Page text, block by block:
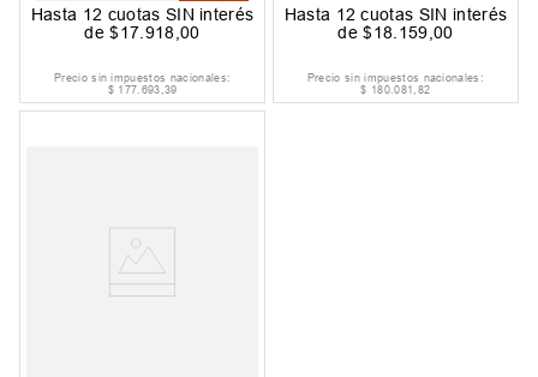
Hasta 12 cuotas SIN interés
de$17 918 ,00
Precio sin impuestos nacionales:
$ 177.693,39
Hasta 12 cuotas SIN interés
de$18 159 00
Precio sin impuestos nacionales:
$ 180.081,82